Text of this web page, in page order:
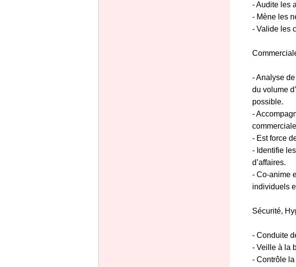
- Audite les
- Mène les
- Valide les
- Analyse
du volume
possible.
-
- Est force
- Identifie
d’affaires.
- Co-anime
individuels
Sécurité,
- Conduite
- Veille à la
- Contrôle